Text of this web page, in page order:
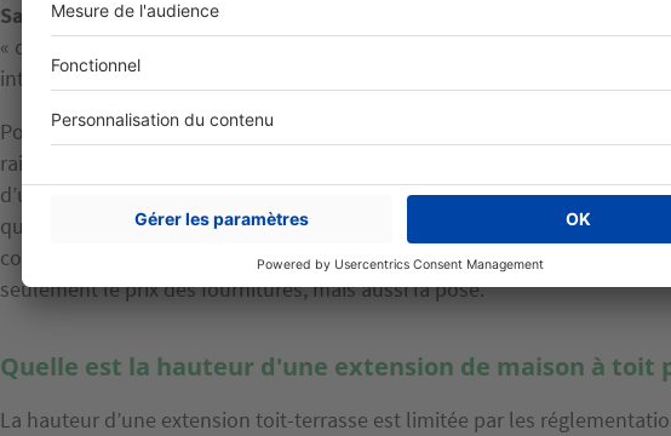
Sachez vous entourer des bons prestataires.
« clé en main », de manière à obtenir un chiffrage précis. Vérifiez ensuite
interlocuteur dispose des labels, certifications et garanties nécessaires.
Pour calculer convenablement le coût des travaux pour une toiture-
raisonner en termes de m². Pour chaque m², il faut tenir compte des
d’une part et du coût de la main-d’œuvre d’autre part. D’une manière
que le tarif global pour les travaux d’une toiture-terrasse (isolation et
compris)
oscille entre 13 € du m² et jusqu’à 400 € du m².Ceci comprend
seulement le prix des fournitures, mais aussi la pose.
Quelle est la hauteur d'une extension de maison à toit
La hauteur d’une extension toit-terrasse est limitée par les